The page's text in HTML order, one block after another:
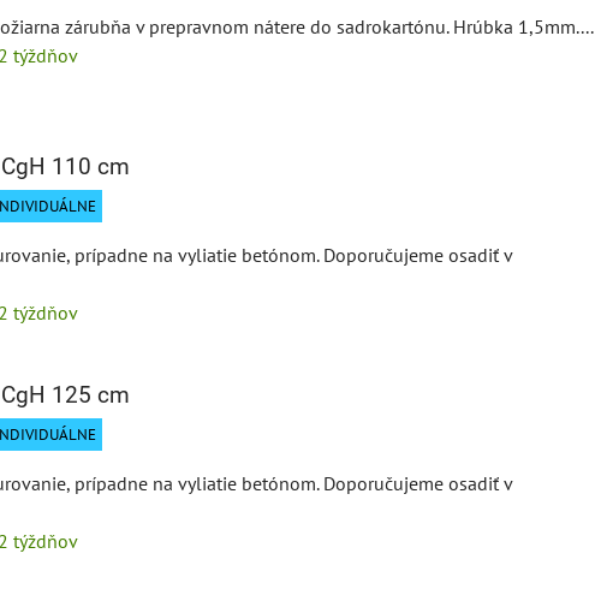
zárubňa v prepravnom nátere do sadrokartónu. Hrúbka 1,5mm....
týždňov
110 cm
prípadne na vyliatie betónom. Doporučujeme osadiť v
týždňov
125 cm
prípadne na vyliatie betónom. Doporučujeme osadiť v
týždňov